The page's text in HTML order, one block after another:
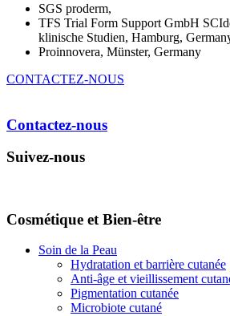
SGS proderm,
TFS Trial Form Support GmbH
klinische Studien, Hamburg,
Proinnovera, Münster, Germany
CONTACTEZ-NOUS
Contactez-nous
Suivez-nous
Cosmétique et Bien-être
Soin de la Peau
Hydratation et barrière cutanée
Anti-âge et vieillissement
Pigmentation cutanée
Microbiote cutané